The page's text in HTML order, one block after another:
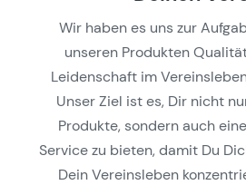
Wir haben es uns zur
unseren Produkten
Leidenschaft im
Unser Ziel ist es, Dir nicht
Produkte, sondern auch
Service zu bieten, damit Du
Dein Vereinsleben